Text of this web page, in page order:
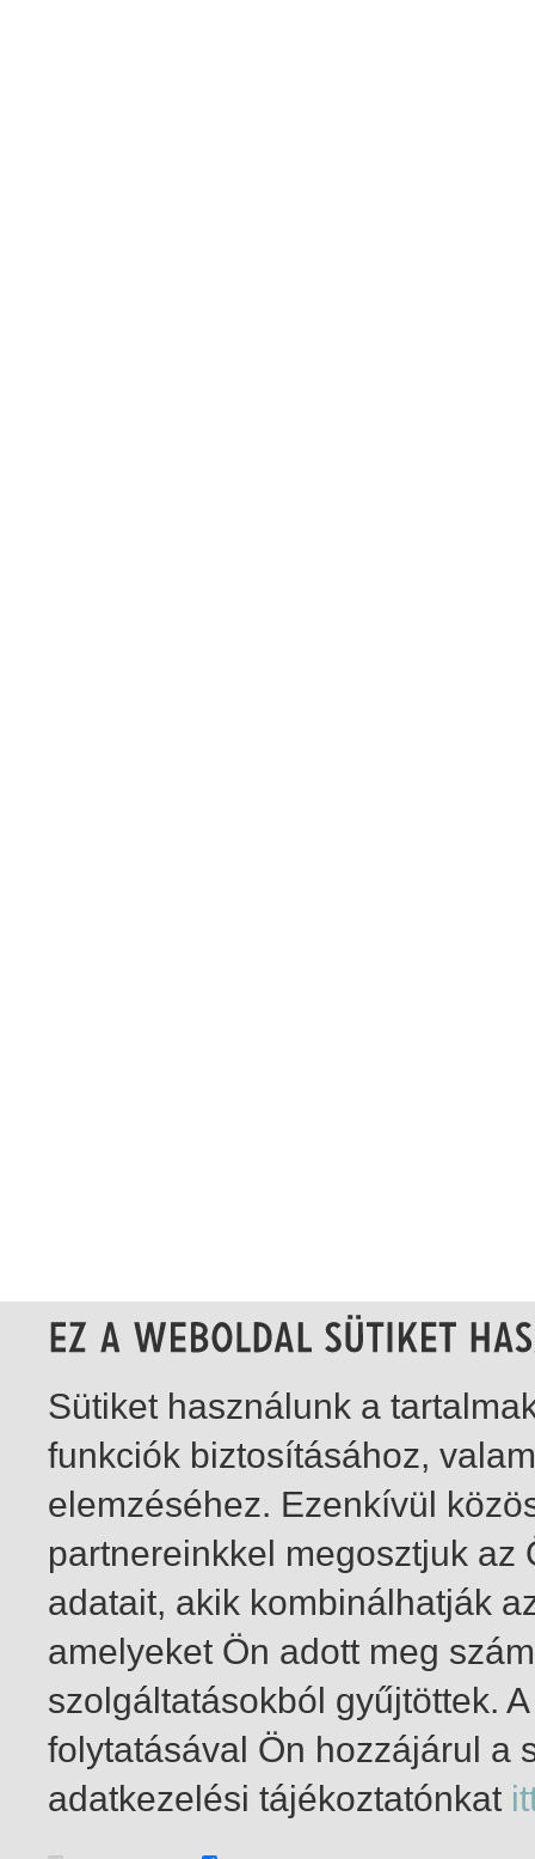
1-3 / összesen 3 találat
Sütiket használunk a
funkciók biztosításához,
elemzéséhez. Ezenkívül
partnereinkkel megosztjuk
adatait, akik kombinálhatják
amelyeket Ön adott meg
szolgáltatásokból gyűjtöttek.
folytatásával Ön hozzájárul a
adatkezelési tájékoztatónkat